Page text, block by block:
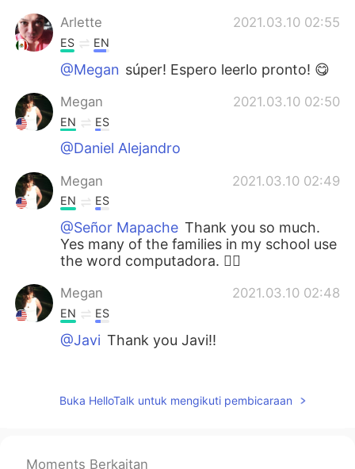
Arlette 2021.03.10 02:55
ES EN
@Megan súper! Espero leerlo pronto! 😋
Megan 2021.03.10 02:50
EN ES
@Daniel Alejandro
Megan 2021.03.10 02:49
EN ES
@Señor Mapache Thank you so much.
Yes many of the families in my school use
the word computadora. 👍🏽
Megan 2021.03.10 02:48
EN ES
@Javi Thank you Javi!!
Buka HelloTalk untuk mengikuti pembicaraan
Moments Berkaitan